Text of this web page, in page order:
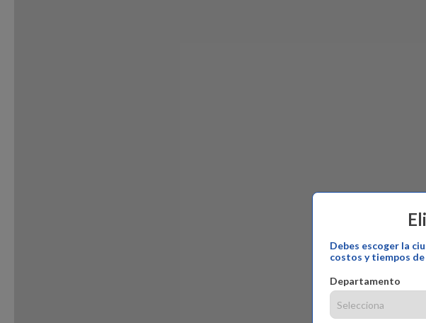
Debes escoger la
costos y tiempos
Departamento